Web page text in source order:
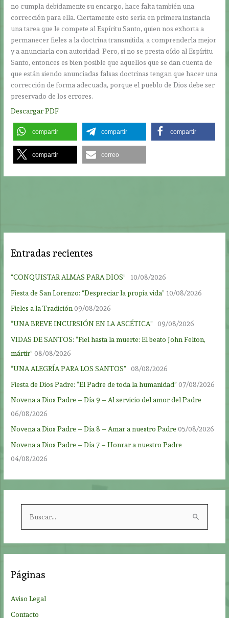
no cumpla debidamente su encargo, hace falta también una
corrección para ella. Ciertamente esto sería en primera instancia
una tarea que le compete al Espíritu Santo, quien nos exhorta a
permanecer fieles a la doctrina transmitida, a comprenderla mejor
y a anunciarla con autoridad. Pero, si no se presta oído al Espíritu
Santo, entonces es bien posible que aquellos que se dan cuenta de
que están siendo anunciadas falsas doctrinas tengan que hacer una
corrección de forma adecuada, porque el pueblo de Dios debe ser
preservado de los errores.
Descargar PDF
compartir compartir compartir
compartir correo
Entradas recientes
“CONQUISTAR ALMAS PARA DIOS”
10/08/2026
Fiesta de San Lorenzo: “Despreciar la propia vida” 10/08/2026
Fieles a la Tradición 09/08/2026
“UNA BREVE INCURSIÓN EN LA ASCÉTICA”
09/08/2026
VIDAS DE SANTOS: “Fiel hasta la muerte: El beato John Felton,
mártir” 08/08/2026
“UNA ALEGRÍA PARA LOS SANTOS”
08/08/2026
Fiesta de Dios Padre: “El Padre de toda la humanidad” 07/08/2026
Novena a Dios Padre – Día 9 – Al servicio del amor del Padre
06/08/2026
Novena a Dios Padre – Día 8 – Amar a nuestro Padre 05/08/2026
Novena a Dios Padre – Día 7 – Honrar a nuestro Padre
04/08/2026
r
Páginas
Aviso Legal
Contacto